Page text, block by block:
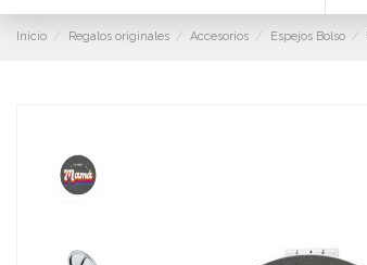
Inicio Regalos originales Accesorios Espejos Bolso